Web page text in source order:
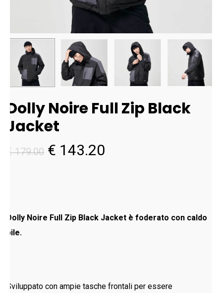
Dolly Noire Full Zip Black
Jacket
€179.00 Il
€ 143.20
Dolly Noire Full Zip Black Jacket è foderato con caldo
pile.
Sviluppato con ampie tasche frontali per essere